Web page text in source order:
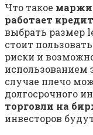
Что такое
работает
выбрать размер
стоит
риски и
использованием
случае плечо
долгосрочного
торговли на
инвесторов